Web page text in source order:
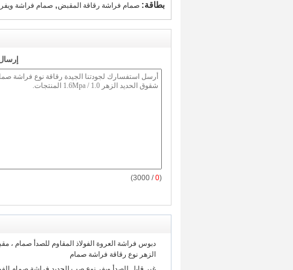
بطاقة: صمام فراشة رقاقة المقبض, صمام فراشة ويفر
(
0
/ 3000)
دبوس فراشة العروة الفولاذ المقاوم للصدأ صمام ،
الزهر نوع رقاقة فراشة صمام